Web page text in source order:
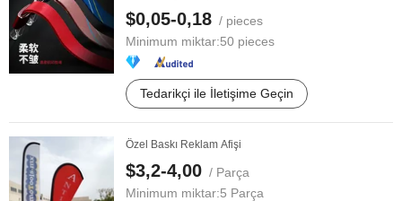
$0,05-0,18 / pieces
Minimum miktar:50 pieces
Tedarikçi ile İletişime Geçin
Özel Baskı Reklam Afişi
$3,2-4,00 / Parça
Minimum miktar:5 Parça